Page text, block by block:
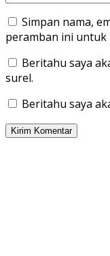
Simpan nama,
peramban ini
Beritahu saya
surel.
Beritahu saya